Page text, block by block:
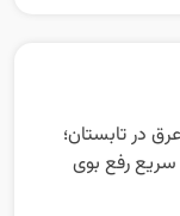
در تابستان؛
رفع بوی